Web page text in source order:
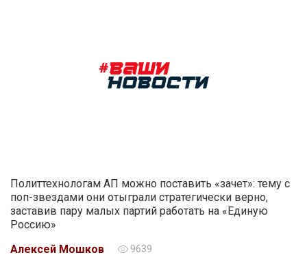
Политтехнологам АП можно поставить «зачет»: тему с
поп-звездами они отыграли стратегически верно,
заставив пару малых партий работать на «Единую
Россию»
Алексей Мошков
9639